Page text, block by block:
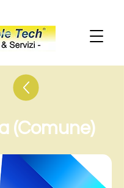
(Comune)